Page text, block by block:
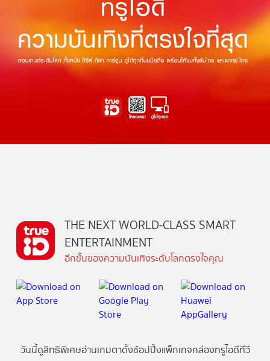
THE NEXT WORLD-CLASS SMART
ENTERTAINMENT
อีกขั้นของความบันเทิงระดับโลกตรงใจคุณ
วันนี้ดูสิทธิพิเศษอ่านเกมตาตั้งช้อปปิ้งแพ็กเกจกล่องทรูไอดีทีวี